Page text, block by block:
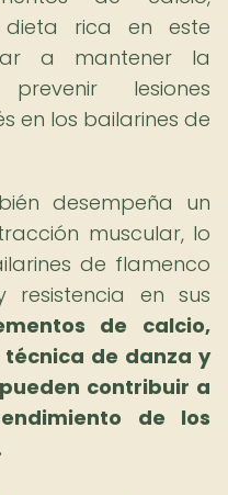
rica en este
a mantener la
lesiones
en los bailarines de
desempeña un
muscular, lo
de flamenco
resistencia en sus
de calcio,
de danza y
contribuir a
de los